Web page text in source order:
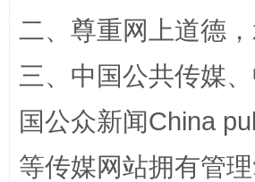
招工难、用工荒背后
二、尊重网上道德
三、中国公共传媒
国公众新闻China
等传媒网站拥有管